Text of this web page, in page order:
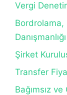
Vergi
Bordrolama,
Danışmanlığı
Şirket
Transfer
Bağımsız